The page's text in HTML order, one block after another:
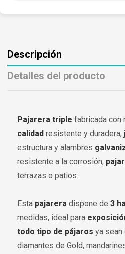
Descripción
Detalles del producto
Pajarera triple fabricada con
calidad resistente y duradera,
estructura y alambres
resistente a la corrosión,
terrazas o patios.
Esta pajarera dispone de 3
medidas, ideal para
todo tipo de pájaros ya sean
diamantes de Gold,